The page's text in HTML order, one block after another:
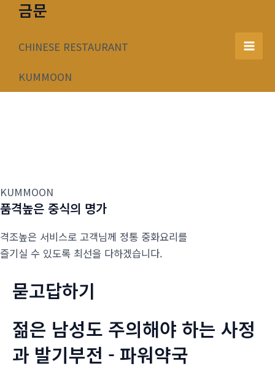
너
금문
CHINESE RESTAURANT
KUMMOON
Main
KUMMOON
품격높은 중식의 명가
격조높은 서비스로 고객님께 정통 중화요리를
즐기실 수 있도록 최선을 다하겠습니다.
묻고답하기
젊은 남성도 주의해야 하는 사정
과 발기부전 - 파워약국